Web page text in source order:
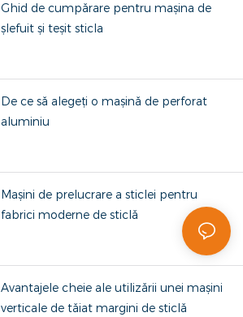
Ghid de cumpărare pentru mașina de
șlefuit și teșit sticla
De ce să alegeți o mașină de perforat
aluminiu
Mașini de prelucrare a sticlei pentru
fabrici moderne de sticlă
Avantajele cheie ale utilizării unei mașini
verticale de tăiat margini de sticlă